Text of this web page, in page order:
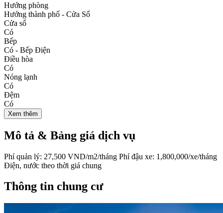
Hướng phòng
Hướng thành phố - Cửa Sổ
Cửa sổ
Có
Bếp
Có - Bếp Điện
Điều hòa
Có
Nóng lạnh
Có
Đệm
Có
Xem thêm
Mô tả & Bảng giá dịch vụ
Phí quản lý: 27,500 VND/m2/tháng Phí đậu xe: 1,800,000/xe/tháng
Điện, nước theo thời giá chung
Thông tin chung cư